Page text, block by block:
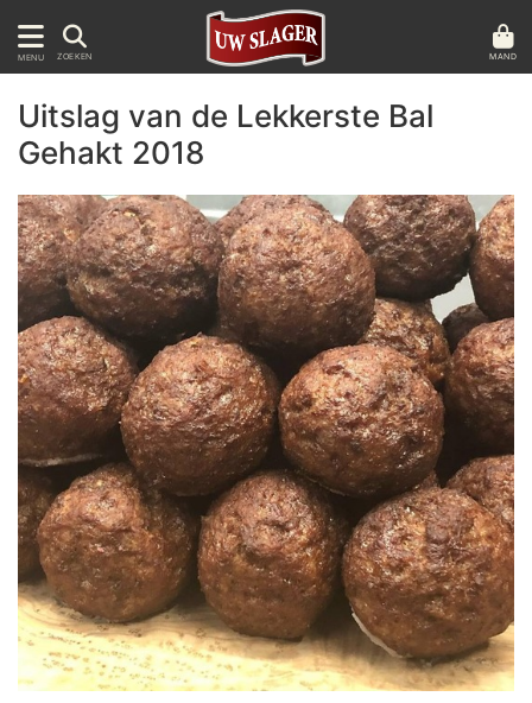
MENU ZOEKEN MAND
Uitslag van de Lekkerste Bal
Gehakt 2018